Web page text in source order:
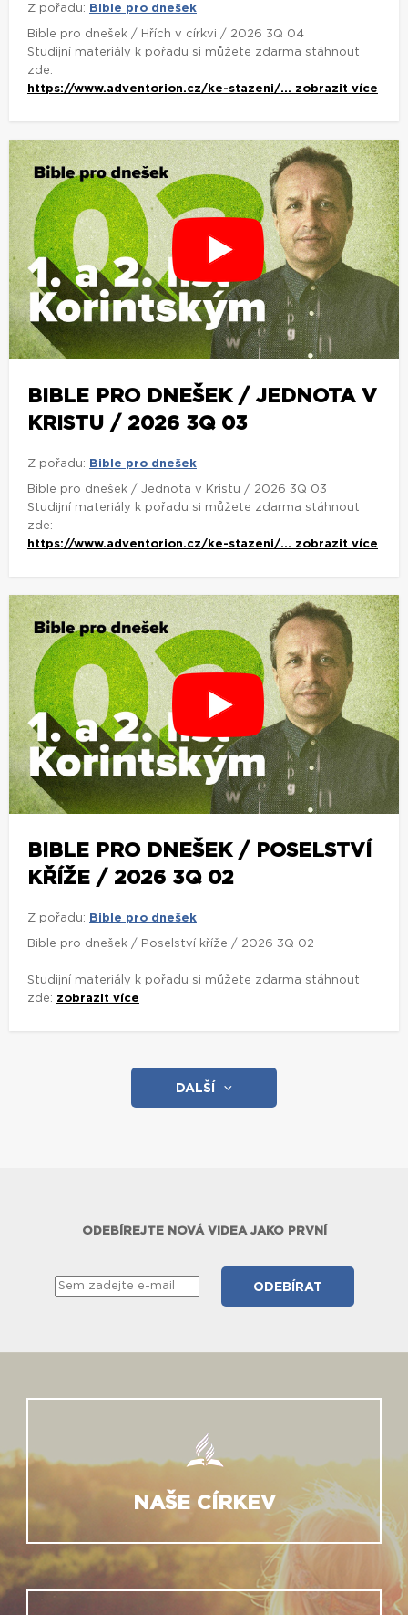
Z pořadu: Bible pro dnešek
Bible pro dnešek / Hřích v církvi / 2026 3Q 04
Studijní materiály k pořadu si můžete zdarma stáhnout
zde:
https://www.adventorion.cz/ke-stazeni/... zobrazit více
BIBLE PRO DNEŠEK / JEDNOTA V
KRISTU / 2026 3Q 03
Z pořadu: Bible pro dnešek
Bible pro dnešek / Jednota v Kristu / 2026 3Q 03
Studijní materiály k pořadu si můžete zdarma stáhnout
zde:
https://www.adventorion.cz/ke-stazeni/... zobrazit více
BIBLE PRO DNEŠEK / POSELSTVÍ
KŘÍŽE / 2026 3Q 02
Z pořadu: Bible pro dnešek
Bible pro dnešek / Poselství kříže / 2026 3Q 02
Studijní materiály k pořadu si můžete zdarma stáhnout
zde: zobrazit více
DALŠÍ
ODEBÍREJTE NOVÁ VIDEA JAKO PRVNÍ
NAŠE CÍRKEV